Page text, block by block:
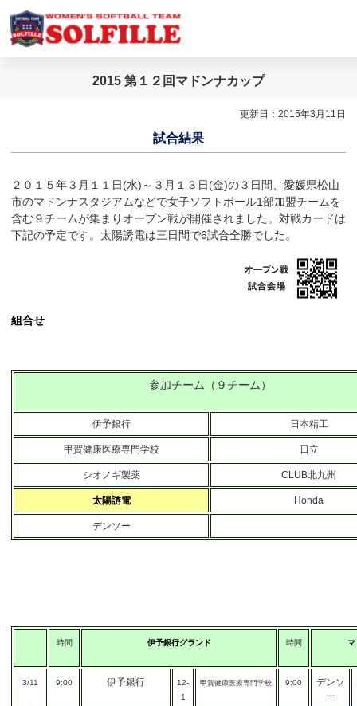
2015 第１２回マドンナカップ
更新日：2015年3月11日
試合結果
２０１５年３月１１日(水)～３月１３日(金)の３日間、愛媛県松山
市のマドンナスタジアムなどで女子ソフトボール1部加盟チームを
含む９チームが集まりオープン戦が開催されました。対戦カードは
下記の予定です。太陽誘電は三日間で6試合全勝でした。
組合せ
参加チーム（９チーム）
伊予銀行 日本精工
甲賀健康医療専門学校 日立
シオノギ製薬 CLUB北九州
太陽誘電 Honda
デンソー
時間 伊予銀行グランド 時間 マ
3/11 9:00 伊予銀行
12-
1
甲賀健康医療専門学校 9:00
デンソ
ー